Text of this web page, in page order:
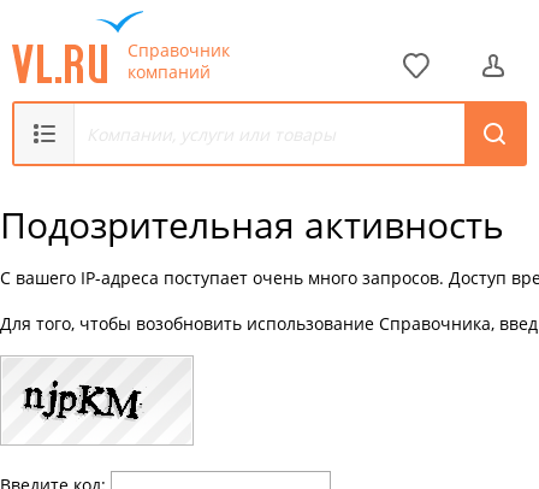
Справочник
компаний
Подозрительная активность
С вашего IP-адреса поступает очень много запросов. Доступ
Для того, чтобы возобновить использование Справочника,